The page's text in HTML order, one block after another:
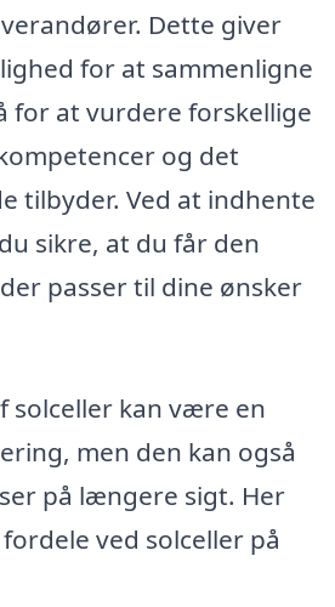
Dette giver
for at sammenligne
for at vurdere forskellige
og det
tilbyder. Ved at indhente
sikre, at du får den
passer til dine ønsker
solceller kan være en
men den kan også
på længere sigt. Her
ved solceller på